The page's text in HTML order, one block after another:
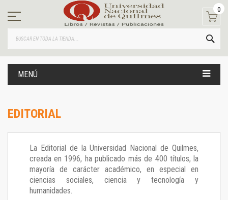
contenido
0
MENÚ
EDITORIAL
La Editorial de la Universidad Nacional de Quilmes,
creada en 1996, ha publicado más de 400 títulos, la
mayoría de carácter académico, en especial en
ciencias sociales, ciencia y tecnología y
humanidades.